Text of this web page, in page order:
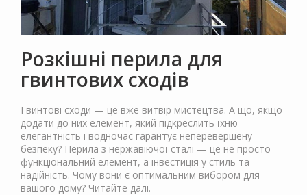
Розкішні перила для
гвинтових сходів
Гвинтові сходи — це вже витвір мистецтва. А що, якщо
додати до них елемент, який підкреслить їхню
елегантність і водночас гарантує неперевершену
безпеку? Перила з нержавіючої сталі — це не просто
функціональний елемент, а інвестиція у стиль та
надійність. Чому вони є оптимальним вибором для
вашого дому? Читайте далі.